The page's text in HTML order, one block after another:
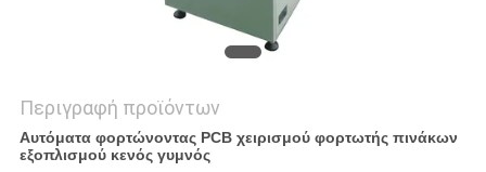
Περιγραφή προϊόντων
Αυτόματα φορτώνοντας PCB χειρισμού φορτωτής πινάκων
εξοπλισμού κενός γυμνός